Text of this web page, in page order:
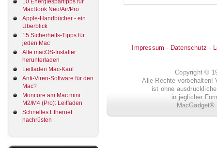
10 Energiespartipps für
MacBook Neo/Air/Pro
Apple-Handbücher - ein
Überblick
15 Sicherheits-Tipps für
jeden Mac
Alte macOS-Installer
herunterladen
Leitfaden Mac-Kauf
Anti-Viren-Software für den
Mac?
Monitore am Mac mini
M2/M4 (Pro): Leitfaden
Schnelles Ethernet
nachrüsten
Impressum - Datenschutz -
Copyright ©
Alle Rechte vorbehalten!
ist ohne
in jeglicher
MacGadget®